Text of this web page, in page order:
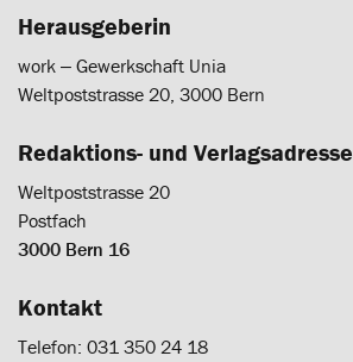
Herausgeberin
work ‒ Gewerkschaft Unia
Weltpoststrasse 20, 3000 Bern
Redaktions- und Verlagsadresse
Weltpoststrasse 20
Postfach
3000 Bern 16
Kontakt
Telefon: 031 350 24 18